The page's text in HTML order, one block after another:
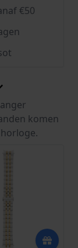
€50
komen